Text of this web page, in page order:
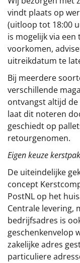
vindt plaats op
(uitloop tot 18:00
is mogelijk via
voorkomen,
uitreikdatum te
Bij meerdere
verschillende
ontvangst altijd
laat dit noteren
geschiedt op
retourgenomen.
Eigen keuze
De uiteindelijke
concept
PostNL op het
Centrale levering,
bedrijfsadres is
geschenkenvelop
zakelijke adres
particuliere